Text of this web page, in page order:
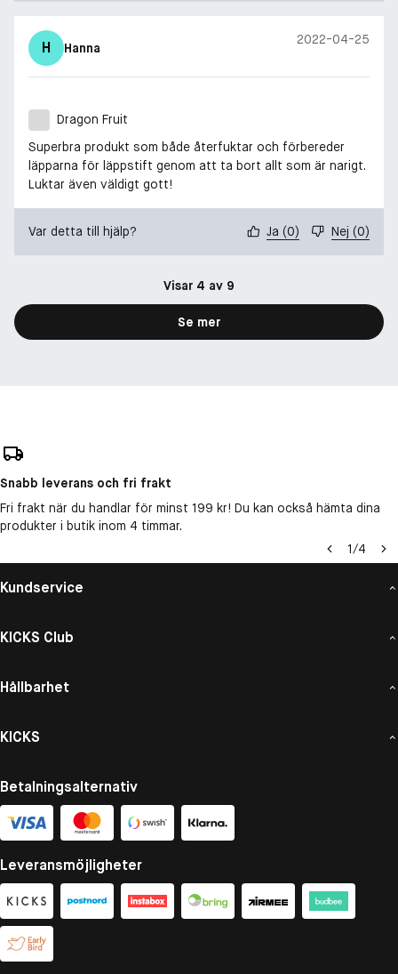
H Hanna
2022-04-25
Dragon Fruit
Superbra produkt som både återfuktar och förbereder
läpparna för läppstift genom att ta bort allt som är narigt.
Luktar även väldigt gott!
Var detta till hjälp? Ja (0) Nej (0)
Visar 4 av 9
Se mer
Snabb leverans och fri frakt
Fri frakt när du handlar för minst 199 kr! Du kan också hämta dina
produkter i butik inom 4 timmar.
1/4
Kundservice
KICKS Club
Hållbarhet
KICKS
Betalningsalternativ
Leveransmöjligheter